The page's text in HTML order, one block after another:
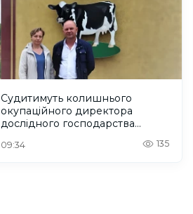
Судитимуть колишнього
окупаційного директора
дослідного господарства
09:34 135